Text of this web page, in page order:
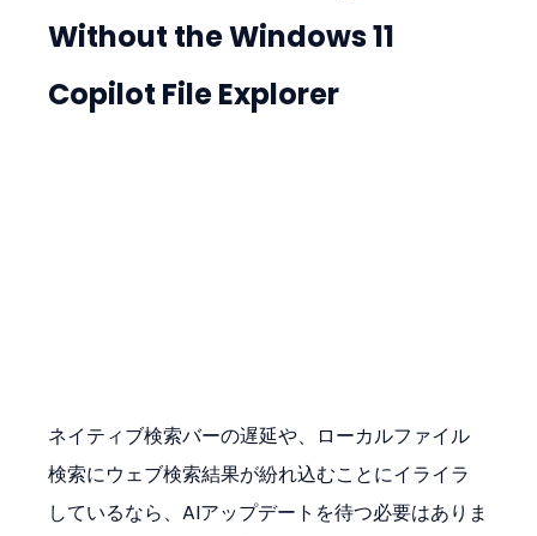
Without the Windows 11
Copilot File Explorer
ネイティブ検索バーの遅延や、ローカルファイル
検索にウェブ検索結果が紛れ込むことにイライラ
しているなら、AIアップデートを待つ必要はありま